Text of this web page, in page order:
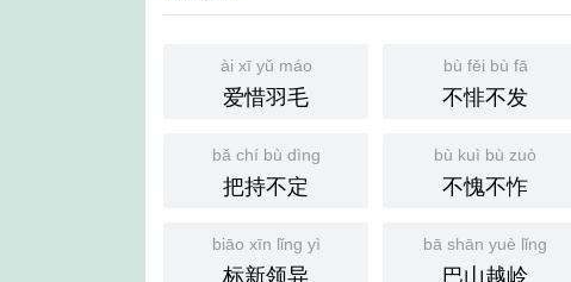
ài xī yǔ máo
爱惜羽毛
bù fěi bù fā
不悱不发
bǎ chí bù dìng
把持不定
bù kuì bù zuò
不愧不怍
biāo xīn lǐng yì
标新领异
bā shān yuè lǐng
巴山越岭